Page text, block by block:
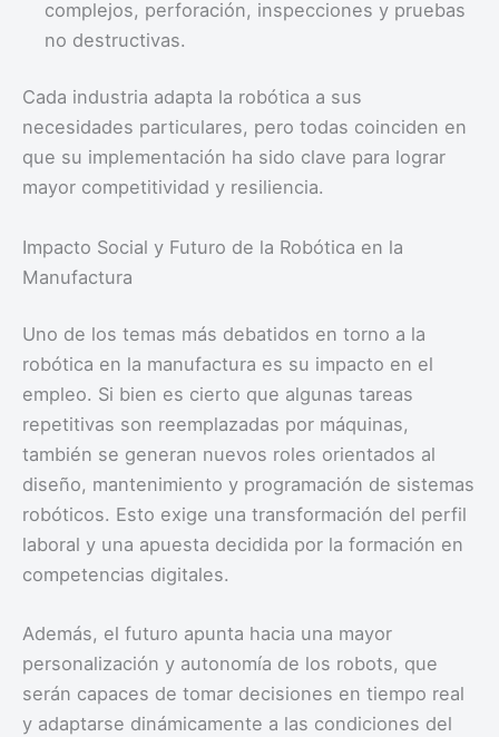
complejos, perforación, inspecciones y pruebas
no destructivas.
Cada industria adapta la robótica a sus
necesidades particulares, pero todas coinciden en
que su implementación ha sido clave para lograr
mayor competitividad y resiliencia.
Impacto Social y Futuro de la Robótica en la
Manufactura
Uno de los temas más debatidos en torno a la
robótica en la manufactura es su impacto en el
empleo. Si bien es cierto que algunas tareas
repetitivas son reemplazadas por máquinas,
también se generan nuevos roles orientados al
diseño, mantenimiento y programación de sistemas
robóticos. Esto exige una transformación del perfil
laboral y una apuesta decidida por la formación en
competencias digitales.
Además, el futuro apunta hacia una mayor
personalización y autonomía de los robots, que
serán capaces de tomar decisiones en tiempo real
y adaptarse dinámicamente a las condiciones del